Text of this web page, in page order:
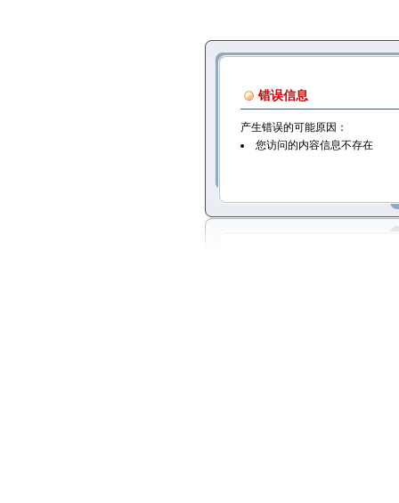
错误信息
产生错误的可能原因：
您访问的内容信息不存在